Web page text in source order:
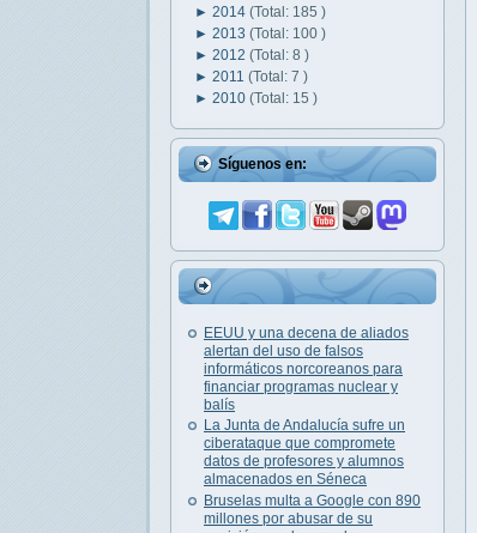
► 2014 (Total: 185 )
► 2013 (Total: 100 )
► 2012 (Total: 8 )
► 2011 (Total: 7 )
► 2010 (Total: 15 )
Síguenos en:
EEUU y una decena de aliados
alertan del uso de falsos
informáticos norcoreanos para
financiar programas nuclear y
balís
La Junta de Andalucía sufre un
ciberataque que compromete
datos de profesores y alumnos
almacenados en Séneca
Bruselas multa a Google con 890
millones por abusar de su